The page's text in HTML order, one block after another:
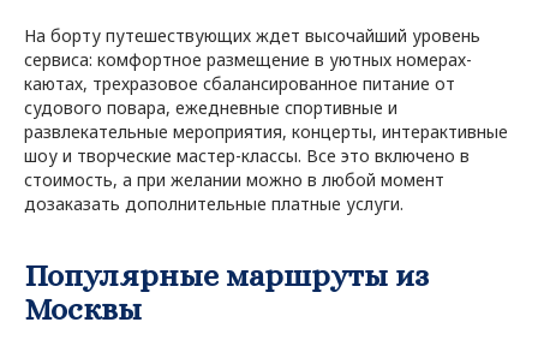
На борту путешествующих ждет высочайший уровень
сервиса: комфортное размещение в уютных номерах-
каютах, трехразовое сбалансированное питание от
судового повара, ежедневные спортивные и
развлекательные мероприятия, концерты, интерактивные
шоу и творческие мастер-классы. Все это включено в
стоимость, а при желании можно в любой момент
дозаказать дополнительные платные услуги.
Популярные маршруты из
Москвы